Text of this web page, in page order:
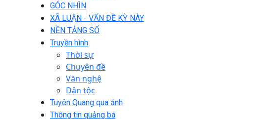
GÓC NHÌN
XÃ LUẬN - VẤN ĐỀ KỲ NÀY
NỀN TẢNG SỐ
Truyền hình
Thời sự
Chuyên đề
Văn nghệ
Dân tộc
Tuyên Quang qua ảnh
Thông tin quảng bá